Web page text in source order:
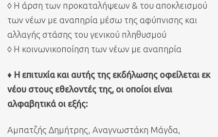
◊ Η άρση των προκαταλήψεων & του αποκλεισμού
των νέων με αναπηρία μέσω της αφύπνισης και
αλλαγής στάσης του γενικού πληθυσμού
◊ Η κοινωνικοποίηση των νέων με αναπηρία
♦ Η επιτυχία και αυτής της εκδήλωσης οφείλεται εκ
νέου στους εθελοντές της, οι οποίοι είναι
αλφαβητικά οι εξής:
Αμπατζής Δημήτρης, Αναγνωστάκη Μάγδα,